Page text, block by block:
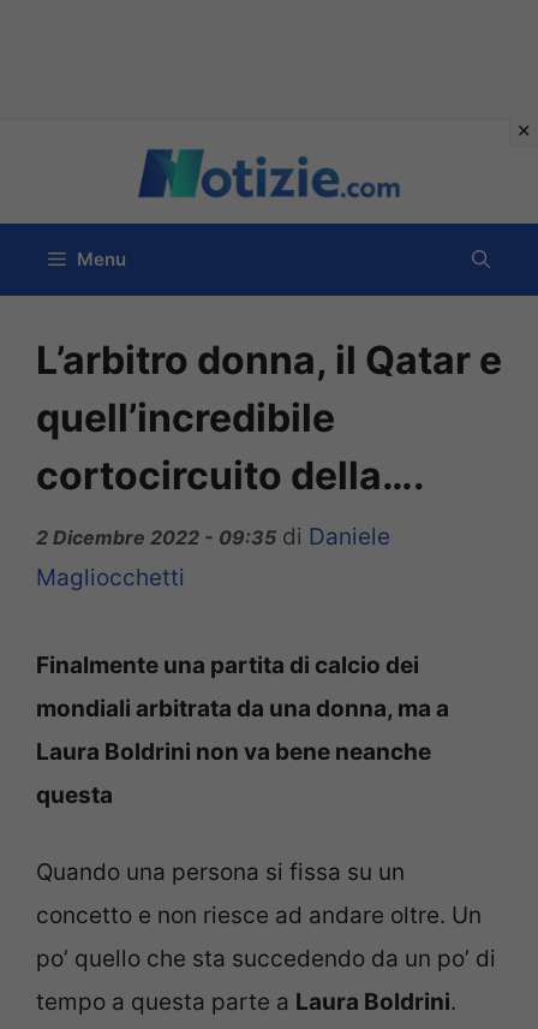
contenuto
Menu
L’arbitro donna, il Qatar e
quell’incredibile
cortocircuito della….
2 Dicembre 2022 - 09:35 di Daniele
Magliocchetti
Finalmente una partita di calcio dei
mondiali arbitrata da una donna, ma a
Laura Boldrini non va bene neanche
questa
Quando una persona si fissa su un
concetto e non riesce ad andare oltre. Un
po’ quello che sta succedendo da un po’ di
tempo a questa parte a Laura Boldrini.